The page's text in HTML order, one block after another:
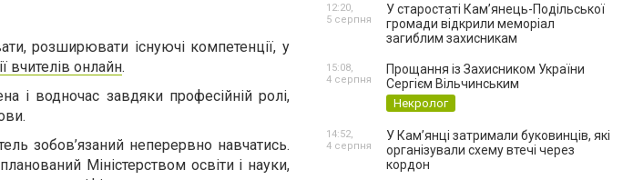
розширювати існуючі компетенції, у
вчителів онлайн.
і водночас завдяки професійній ролі,
зобов’язаний неперервно навчатись.
Міністерством освіти і науки,
У старостаті Кам’янець-Подільської
громади відкрили меморіал
загиблим захисникам
12:20,
5 серпня
Прощання із Захисником України
Сергієм Вільчинським
Некролог
15:08,
4 серпня
У Кам’янці затримали буковинців, які
організували схему втечі через
кордон
14:52,
4 серпня